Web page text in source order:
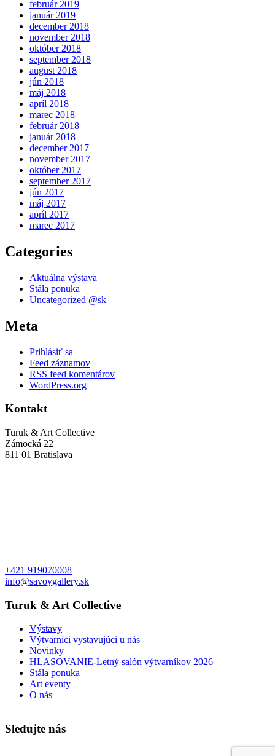
február 2019
január 2019
december 2018
november 2018
október 2018
september 2018
august 2018
jún 2018
máj 2018
apríl 2018
marec 2018
február 2018
január 2018
december 2017
november 2017
október 2017
september 2017
jún 2017
máj 2017
apríl 2017
marec 2017
Categories
Aktuálna výstava
Stála ponuka
Uncategorized @sk
Meta
Prihlásiť sa
Feed záznamov
RSS feed komentárov
WordPress.org
Kontakt
Turuk & Art Collective
Zámocká 22
811 01 Bratislava
+421 919070008
info@savoygallery.sk
Turuk & Art Collective
Výstavy
Výtvarníci vystavujúci u nás
Novinky
HLASOVANIE-Letný salón výtvarníkov 2026
Stála ponuka
Art eventy
O nás
Sledujte nás